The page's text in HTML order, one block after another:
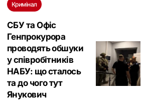
Кримінал
СБУ та Офіс
Генпрокурора
проводять обшуки
у співробітників
НАБУ: що сталось
та до чого тут
Янукович